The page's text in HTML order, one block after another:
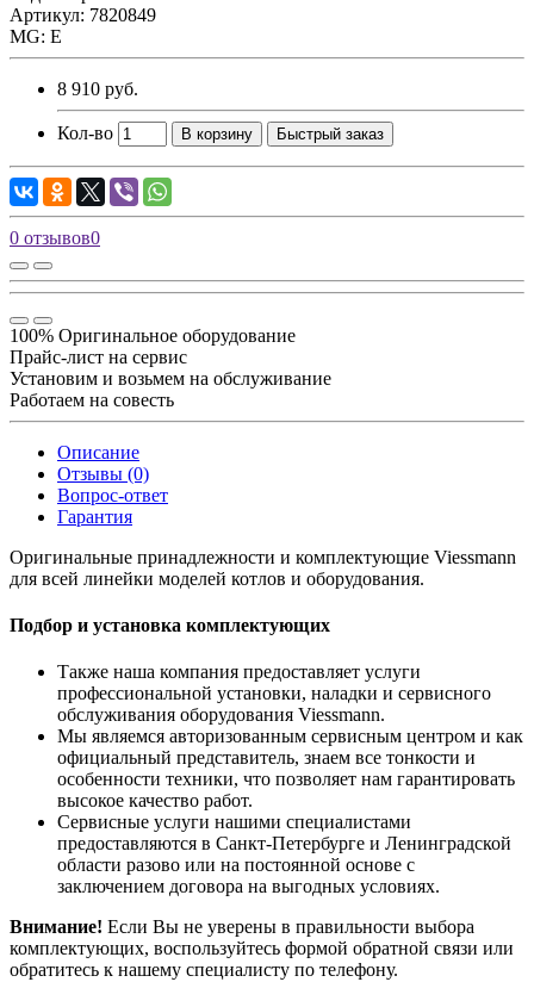
Артикул: 7820849
MG: E
8 910 руб.
Кол-во В корзину Быстрый заказ
0 отзывов0
100% Оригинальное оборудование
Прайс-лист на сервис
Установим и возьмем на обслуживание
Работаем на совесть
Описание
Отзывы (0)
Вопрос-ответ
Гарантия
Оригинальные принадлежности и комплектующие Viessmann
для всей линейки моделей котлов и оборудования.
Подбор и установка комплектующих
Также наша компания предоставляет услуги
профессиональной установки, наладки и сервисного
обслуживания оборудования Viessmann.
Мы являемся авторизованным сервисным центром и как
официальный представитель, знаем все тонкости и
особенности техники, что позволяет нам гарантировать
высокое качество работ.
Сервисные услуги нашими специалистами
предоставляются в Санкт-Петербурге и Ленинградской
области разово или на постоянной основе с
заключением договора на выгодных условиях.
Внимание! Если Вы не уверены в правильности выбора
комплектующих, воспользуйтесь формой обратной связи или
обратитесь к нашему специалисту по телефону.